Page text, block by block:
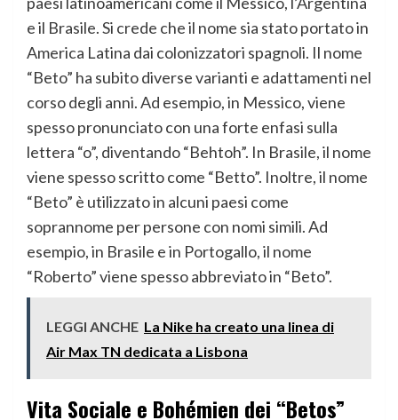
e il Brasile. Si crede che il nome sia stato portato in
America Latina dai colonizzatori spagnoli. Il nome
“Beto” ha subito diverse varianti e adattamenti nel
corso degli anni. Ad esempio, in Messico, viene
spesso pronunciato con una forte enfasi sulla
lettera “o”, diventando “Behtoh”. In Brasile, il nome
viene spesso scritto come “Betto”. Inoltre, il nome
“Beto” è utilizzato in alcuni paesi come
soprannome per persone con nomi simili. Ad
esempio, in Brasile e in Portogallo, il nome
“Roberto” viene spesso abbreviato in “Beto”.
LEGGI ANCHE La Nike ha creato una linea di
Air Max TN dedicata a Lisbona
Vita Sociale e Bohémien dei “Betos”